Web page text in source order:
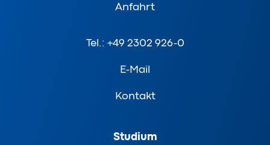
Anfahrt
Tel.: +49 2302 926-0
E-Mail
Kontakt
Studium